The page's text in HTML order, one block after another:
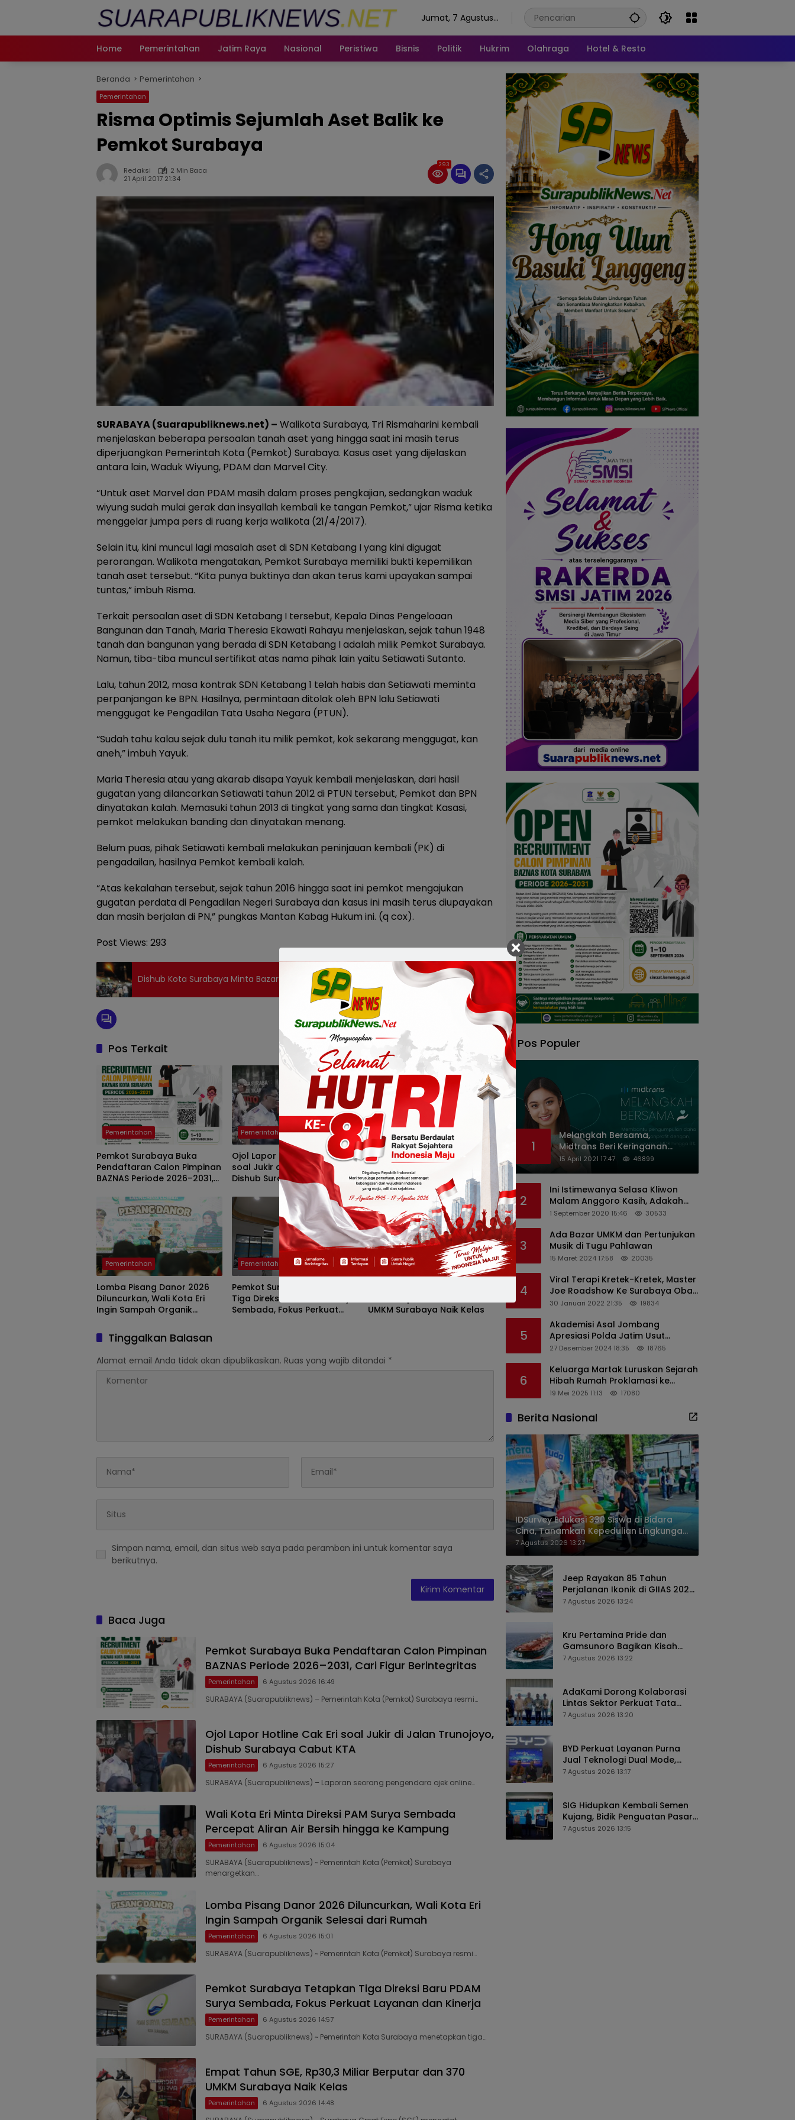
Jumat, 7 Agustus
Home
Pemerintahan Jatim Raya Nasional Peristiwa Bisnis Politik Hukrim Olahraga Hotel & Resto
Beranda Pemerintahan
Pemerintahan
Risma Optimis Sejumlah Aset Balik ke
Pemkot Surabaya
Redaksi
2 Min Baca
21 April 2017 21:34
293
SURABAYA (Suarapubliknews.net) – Walikota Surabaya, Tri Rismaharini kembali
menjelaskan beberapa persoalan tanah aset yang hingga saat ini masih terus
diperjuangkan Pemerintah Kota (Pemkot) Surabaya. Kasus aset yang dijelaskan
antara lain, Waduk Wiyung, PDAM dan Marvel City.
“Untuk aset Marvel dan PDAM masih dalam proses pengkajian, sedangkan waduk
wiyung sudah mulai gerak dan insyallah kembali ke tangan Pemkot,” ujar Risma ketika
menggelar jumpa pers di ruang kerja walikota (21/4/2017).
Selain itu, kini muncul lagi masalah aset di SDN Ketabang I yang kini digugat
perorangan. Walikota mengatakan, Pemkot Surabaya memiliki bukti kepemilikan
tanah aset tersebut. “Kita punya buktinya dan akan terus kami upayakan sampai
tuntas,” imbuh Risma.
Terkait persoalan aset di SDN Ketabang I tersebut, Kepala Dinas Pengeloaan
Bangunan dan Tanah, Maria Theresia Ekawati Rahayu menjelaskan, sejak tahun 1948
tanah dan bangunan yang berada di SDN Ketabang I adalah milik Pemkot Surabaya.
Namun, tiba-tiba muncul sertifikat atas nama pihak lain yaitu Setiawati Sutanto.
Lalu, tahun 2012, masa kontrak SDN Ketabang 1 telah habis dan Setiawati meminta
perpanjangan ke BPN. Hasilnya, permintaan ditolak oleh BPN lalu Setiawati
menggugat ke Pengadilan Tata Usaha Negara (PTUN).
“Sudah tahu kalau sejak dulu tanah itu milik pemkot, kok sekarang menggugat, kan
aneh,” imbuh Yayuk.
Maria Theresia atau yang akarab disapa Yayuk kembali menjelaskan, dari hasil
gugatan yang dilancarkan Setiawati tahun 2012 di PTUN tersebut, Pemkot dan BPN
dinyatakan kalah. Memasuki tahun 2013 di tingkat yang sama dan tingkat Kasasi,
pemkot melakukan banding dan dinyatakan menang.
Belum puas, pihak Setiawati kembali melakukan peninjauan kembali (PK) di
pengadailan, hasilnya Pemkot kembali kalah.
“Atas kekalahan tersebut, sejak tahun 2016 hingga saat ini pemkot mengajukan
gugatan perdata di Pengadilan Negeri Surabaya dan kasus ini masih terus diupayakan
dan masih berjalan di PN,” pungkas Mantan Kabag Hukum ini. (q cox).
Post Views: 293
Dishub Kota Surabaya Minta Bazar Ramadhan di MAS Tidak Lagi di Area Jalan
Pos Terkait
Pemerintahan
Pemkot Surabaya Buka
Pendaftaran Calon Pimpinan
BAZNAS Periode 2026–2031,
Pemerintahan
Ojol Lapor Hotline Cak Eri
soal Jukir di Jalan Trunojoyo,
Dishub Surabaya Cabut KTA
Pemerintahan
Wali Kota Eri Minta Direksi
PAM Surya Sembada
Percepat Aliran Air Bersih
hingga ke Kampung
Pemerintahan
Lomba Pisang Danor 2026
Diluncurkan, Wali Kota Eri
Ingin Sampah Organik
Pemerintahan
Pemkot Surabaya Tetapkan
Tiga Direksi Baru PDAM Surya
Sembada, Fokus Perkuat
Pemerintahan
UMKM Surabaya Naik Kelas
Tinggalkan Balasan
Alamat email Anda tidak akan dipublikasikan. Ruas yang wajib ditandai *
Simpan nama, email, dan situs web saya pada peramban ini untuk komentar saya
berikutnya.
Baca Juga
Pemkot Surabaya Buka Pendaftaran Calon Pimpinan
BAZNAS Periode 2026–2031, Cari Figur Berintegritas
Pemerintahan 6 Agustus 2026 16:49
SURABAYA (Suarapubliknews) – Pemerintah Kota (Pemkot) Surabaya resmi…
Ojol Lapor Hotline Cak Eri soal Jukir di Jalan Trunojoyo,
Dishub Surabaya Cabut KTA
Pemerintahan 6 Agustus 2026 15:27
SURABAYA (Suarapubliknews) – Laporan seorang pengendara ojek online…
Wali Kota Eri Minta Direksi PAM Surya Sembada
Percepat Aliran Air Bersih hingga ke Kampung
Pemerintahan 6 Agustus 2026 15:04
SURABAYA (Suarapubliknews) ~ Pemerintah Kota (Pemkot) Surabaya
menargetkan…
Lomba Pisang Danor 2026 Diluncurkan, Wali Kota Eri
Ingin Sampah Organik Selesai dari Rumah
Pemerintahan 6 Agustus 2026 15:01
SURABAYA (Suarapubliknews) ~ Pemerintah Kota (Pemkot) Surabaya resmi…
Pemkot Surabaya Tetapkan Tiga Direksi Baru PDAM
Surya Sembada, Fokus Perkuat Layanan dan Kinerja
Pemerintahan 6 Agustus 2026 14:57
SURABAYA (Suarapubliknews) ~ Pemerintah Kota Surabaya menetapkan tiga…
Empat Tahun SGE, Rp30,3 Miliar Berputar dan 370
UMKM Surabaya Naik Kelas
Pemerintahan 6 Agustus 2026 14:48
Pos Populer
1
Melangkah Bersama,
Midtrans Beri Keringanan
Biaya Transaksi ke Organisasi
15 April 2021 17:47 46899
2
Ini Istimewanya Selasa Kliwon
Malam Anggoro Kasih, Adakah
Kaitannya dengan Keputusan
1 September 2020 15:46 30533
3
Ada Bazar UMKM dan Pertunjukan
Musik di Tugu Pahlawan
15 Maret 2024 17:58 20035
4
Viral Terapi Kretek-Kretek, Master
Joe Roadshow Ke Surabaya Obati
Pasien Sekaligus Edukasi
30 Januari 2022 21:35 19834
5
Akademisi Asal Jombang
Apresiasi Polda Jatim Usut
Dugaan Korupsi Pengisian
27 Desember 2024 18:35 18765
6
Keluarga Martak Luruskan Sejarah
Hibah Rumah Proklamasi ke
Soekarno
19 Mei 2025 11:13 17080
Berita Nasional
IDSurvey Edukasi 330 Siswa di Bidara
Cina, Tanamkan Kepedulian Lingkungan
Sejak Dini
7 Agustus 2026 13:27
Jeep Rayakan 85 Tahun
Perjalanan Ikonik di GIIAS 2026,
Siapkan Edisi Khusus dan
7 Agustus 2026 13:24
Kru Pertamina Pride dan
Gamsunoro Bagikan Kisah
Menegangkan Melintasi Selat
7 Agustus 2026 13:22
AdaKami Dorong Kolaborasi
Lintas Sektor Perkuat Tata
Kelola Keamanan Siber
7 Agustus 2026 13:20
BYD Perkuat Layanan Purna
Jual Teknologi Dual Mode,
Tawarkan Biaya Perawatan
7 Agustus 2026 13:17
SIG Hidupkan Kembali Semen
Kujang, Bidik Penguatan Pasar
Jawa Barat
7 Agustus 2026 13:15